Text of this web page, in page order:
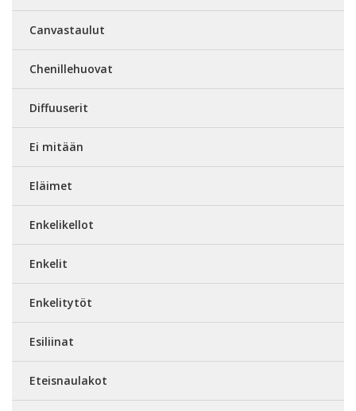
Canvastaulut
Chenillehuovat
Diffuuserit
Ei mitään
Eläimet
Enkelikellot
Enkelit
Enkelitytöt
Esiliinat
Eteisnaulakot